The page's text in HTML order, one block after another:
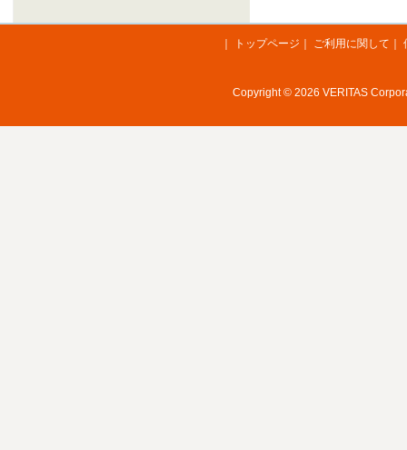
トップページ ご利用に関して
Copyright © 2026 VERITAS